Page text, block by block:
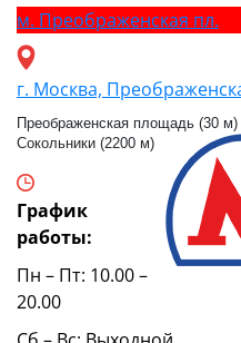
м. Преображенская пл.
г. Москва,
Преображенская площадь (30 м)
Сокольники (2200 м)
График
работы:
Пн – Пт: 10.00 –
20.00